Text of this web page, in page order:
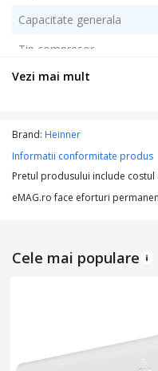
Capacitate generala
Tip compresor
Kit instalare aer conditionat
EFICIENTA ENERGETICA
Eficienta energetica racire
Coeficient randament
SPECIFICATII TEHNICE
Vezi mai mult
Brand: Heinner
Informatii conformitate produs
Pretul produsului include costul
eMAG.ro face eforturi
Cele mai populare